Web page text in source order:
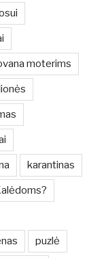
moterims
karantinas
puzlė